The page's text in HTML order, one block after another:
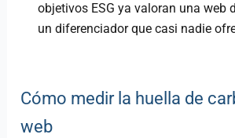
objetivos ESG ya valoran una web
un diferenciador que casi nadie
Cómo medir la huella de
web